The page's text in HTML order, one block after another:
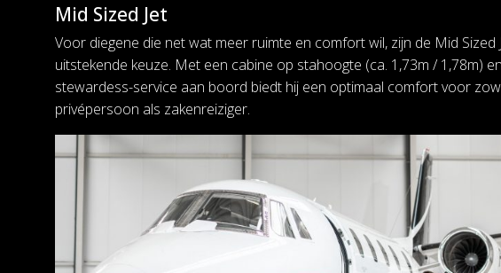
Mid Sized Jet
Voor diegene die net wat meer ruimte en comfort wil, zijn de Mid Sized
uitstekende keuze. Met een cabine op stahoogte (ca. 1,73m / 1,78m)
stewardess-service aan boord biedt hij een optimaal comfort voor
privépersoon als zakenreiziger.